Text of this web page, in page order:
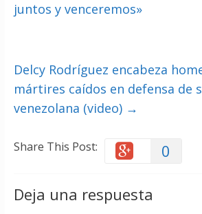
juntos y venceremos»
Delcy Rodríguez encabeza
mártires caídos en defensa de
venezolana (video) →
Share This Post: 0
Deja una respuesta